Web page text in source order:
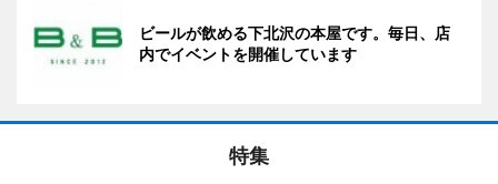
ビールが飲める下北沢の本屋です。毎日、店
内でイベントを開催しています
特集